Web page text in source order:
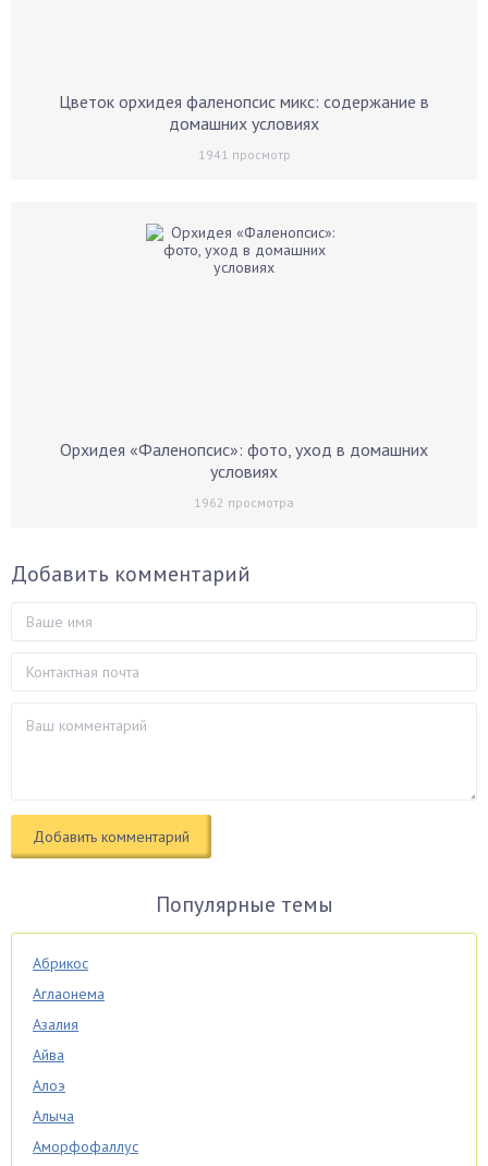
Цветок орхидея фаленопсис микс: содержание в
домашних условиях
1941 просмотр
Орхидея «Фаленопсис»: фото, уход в домашних
условиях
1962 просмотра
Добавить комментарий
Популярные темы
Абрикос
Аглаонема
Азалия
Айва
Алоэ
Алыча
Аморфофаллус